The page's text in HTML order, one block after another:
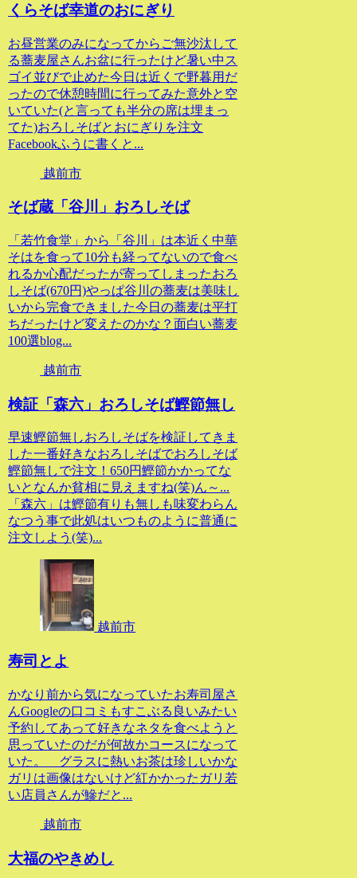
くらそば幸道のおにぎり
お昼営業のみになってからご無沙汰して
る蕎麦屋さんお盆に行ったけど暑い中ス
ゴイ並びで止めた今日は近くで野暮用だ
ったので休憩時間に行ってみた意外と空
いていた(と言っても半分の席は埋まっ
てた)おろしそばとおにぎりを注文
Facebookふうに書くと...
越前市
そば蔵「谷川」おろしそば
「若竹食堂」から「谷川」は本近く中華
そはを食って10分も経ってないので食べ
れるか心配だったが寄ってしまったおろ
しそば(670円)やっぱ谷川の蕎麦は美味し
いから完食できました今日の蕎麦は平打
ちだったけど変えたのかな？面白い蕎麦
100選blog...
越前市
検証「森六」おろしそば鰹節無し
早速鰹節無しおろしそばを検証してきま
した一番好きなおろしそばでおろしそば
鰹節無しで注文！650円鰹節かかってな
いとなんか貧相に見えますね(笑)ん～...
「森六」は鰹節有りも無しも味変わらん
なつう事で此処はいつものように普通に
注文しよう(笑)...
越前市
寿司とよ
かなり前から気になっていたお寿司屋さ
んGoogleの口コミもすこぶる良いみたい
予約してあって好きなネタを食べようと
思っていたのだが何故かコースになって
いた。 グラスに熱いお茶は珍しいかな
ガリは画像はないけど紅かかったガリ若
い店員さんが鰺だと...
越前市
大福のやきめし